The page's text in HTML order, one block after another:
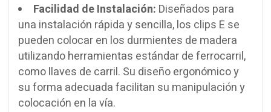
Facilidad de Instalación: Diseñados para
una instalación rápida y sencilla, los clips E se
pueden colocar en los durmientes de madera
utilizando herramientas estándar de ferrocarril,
como llaves de carril. Su diseño ergonómico y
su forma adecuada facilitan su manipulación y
colocación en la vía.